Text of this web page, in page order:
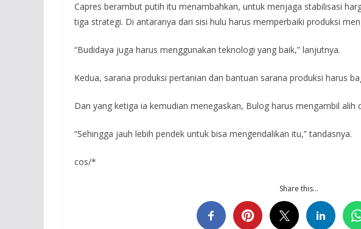
Capres berambut putih itu menambahkan, untuk menjaga stabilisasi
tiga strategi. Di antaranya dari sisi hulu harus memperbaiki produksi
“Budidaya juga harus menggunakan teknologi yang baik,” lanjutnya.
Kedua, sarana produksi pertanian dan bantuan sarana produksi harus
Dan yang ketiga ia kemudian menegaskan, Bulog harus mengambil
“Sehingga jauh lebih pendek untuk bisa mengendalikan itu,” tandasnya.
cos/*
Share this…